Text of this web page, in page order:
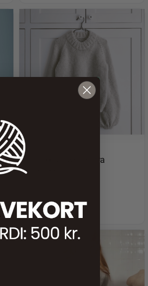
Holiday Sweater fra
På lager